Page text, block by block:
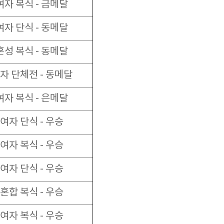
자 복식 - 금메달
자 단식 - 동메달
성 복식 - 동메달
단체전 - 동메달
자 복식 - 은메달
여자 단식 - 우승
여자 복식 - 우승
여자 단식 - 우승
혼합 복식 - 우승
여자 복식 - 우승